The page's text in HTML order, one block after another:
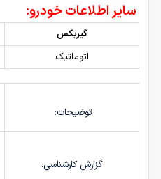
سایر اطلاعات خودرو:
گیربکس
اتوماتیک
توضیحات:
گزارش کارشناسی: